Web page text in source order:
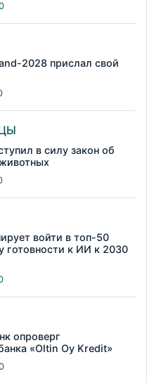
2028 прислал свой
в силу закон об
войти в топ-50
готовности к ИИ к 2030
опроверг
«Oltin Oy Kredit»